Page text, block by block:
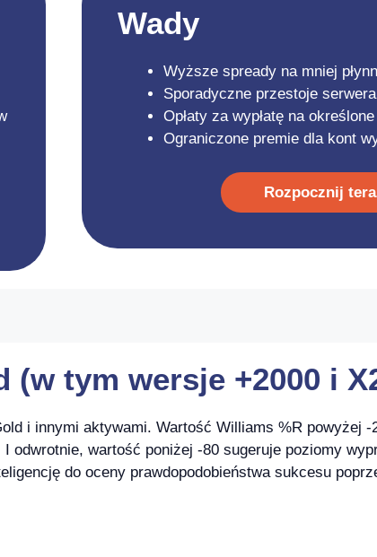
Wady
Wyższe spready na mniej
Sporadyczne przestoje serwera
Opłaty za wypłatę na
Ograniczone premie dla kont
Rozpocznij
(w tym wersje +2000 i
i innymi aktywami. Wartość Williams %R powyżej -
odwrotnie, wartość poniżej -80 sugeruje poziomy
do oceny prawdopodobieństwa sukcesu